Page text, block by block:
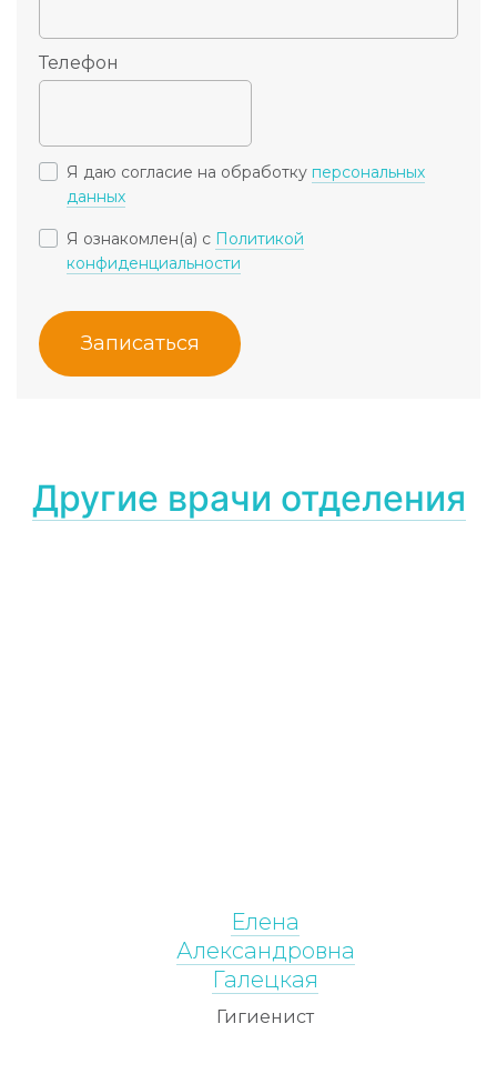
Телефон
Я даю согласие на обработку персональных
данных
Я ознакомлен(а) с Политикой
конфиденциальности
Записаться
Другие врачи отделения
Елена
Александровна
Галецкая
Гигиенист